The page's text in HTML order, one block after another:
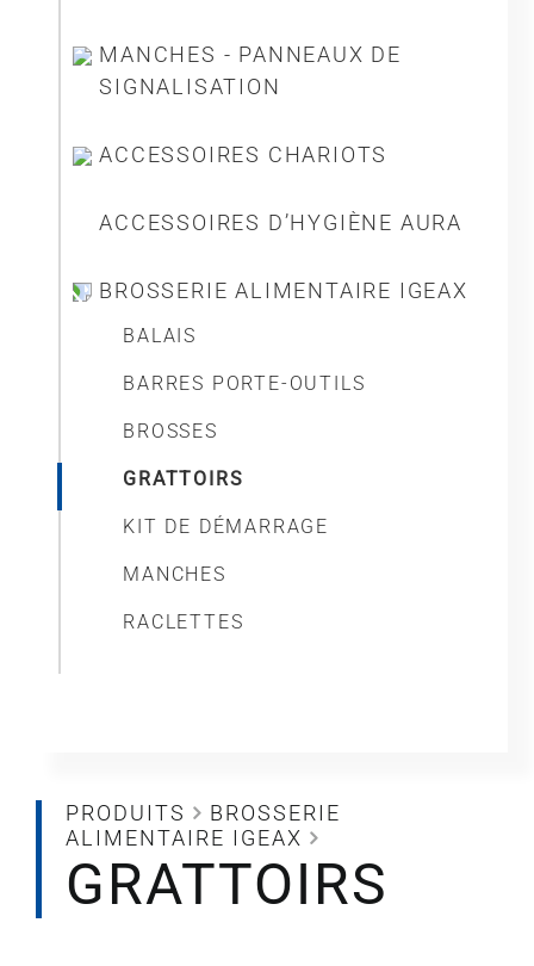
MANCHES - PANNEAUX DE
SIGNALISATION
ACCESSOIRES CHARIOTS
ACCESSOIRES D’HYGIÈNE AURA
BROSSERIE ALIMENTAIRE IGEAX
BALAIS
BARRES PORTE-OUTILS
BROSSES
GRATTOIRS
KIT DE DÉMARRAGE
MANCHES
RACLETTES
PRODUITS
BROSSERIE
ALIMENTAIRE IGEAX
GRATTOIRS